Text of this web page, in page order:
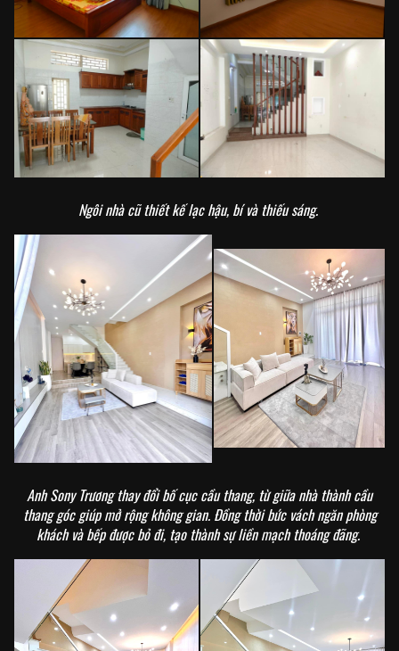
Ngôi nhà cũ thiết kế lạc hậu, bí và thiếu sáng.
Anh Sony Trương thay đổi bố cục cầu thang, từ giữa nhà thành cầu
thang góc giúp mở rộng không gian. Đồng thời bức vách ngăn phòng
khách và bếp được bỏ đi, tạo thành sự liền mạch thoáng đãng.